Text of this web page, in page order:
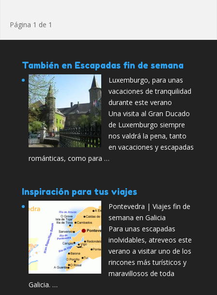
Página 1 de 1
También en Escapadas fin de semana
Luxemburgo, para unas
vacaciones de tranquilidad
durante este verano
Una visita al Gran Ducado
de Luxemburgo siempre
nos valdrá la pena, tanto
en vacaciones y escapadas
románticas, como para …
Inspiración para tus viajes
Pontevedra | Viajes fin de
semana en Galicia
Para unas escapadas
inolvidables, atreveos este
verano a visitar uno de los
rincones más turísticos y
maravillosos de toda
Galicia. …